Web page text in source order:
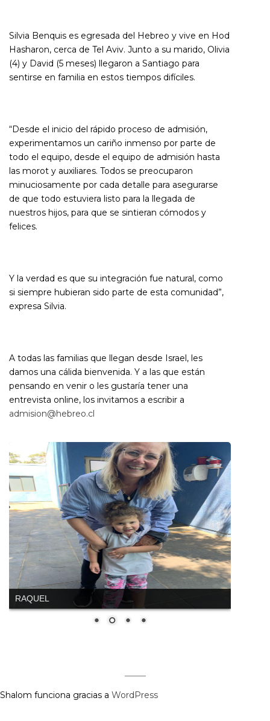
Silvia Benquis es egresada del Hebreo y vive en Hod
Hasharon, cerca de Tel Aviv. Junto a su marido, Olivia
(4) y David (5 meses) llegaron a Santiago para
sentirse en familia en estos tiempos difíciles.
“Desde el inicio del rápido proceso de admisión,
experimentamos un cariño inmenso por parte de
todo el equipo, desde el equipo de admisión hasta
las morot y auxiliares. Todos se preocuparon
minuciosamente por cada detalle para asegurarse
de que todo estuviera listo para la llegada de
nuestros hijos, para que se sintieran cómodos y
felices.
Y la verdad es que su integración fue natural, como
si siempre hubieran sido parte de esta comunidad”,
expresa Silvia.
A todas las familias que llegan desde Israel, les
damos una cálida bienvenida. Y a las que están
pensando en venir o les gustaría tener una
entrevista online, los invitamos a escribir a
admision@hebreo.cl
RAQUEL
Shalom funciona gracias a WordPress